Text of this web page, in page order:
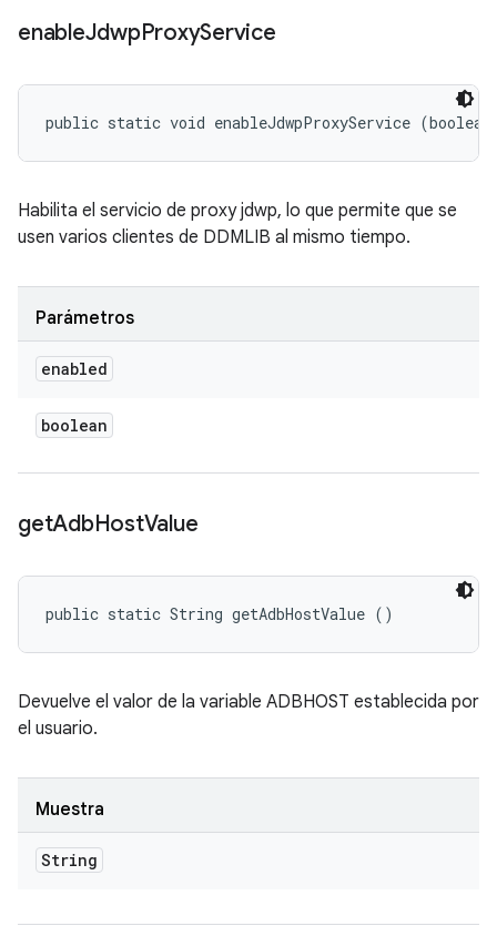
enableJdwpProxyService
public static void enableJdwpProxyService (boolean
Habilita el servicio de proxy jdwp, lo que permite que se
usen varios clientes de DDMLIB al mismo tiempo.
Parámetros
enabled
boolean
getAdbHostValue
public static String getAdbHostValue ()
Devuelve el valor de la variable ADBHOST establecida por
el usuario.
Muestra
String